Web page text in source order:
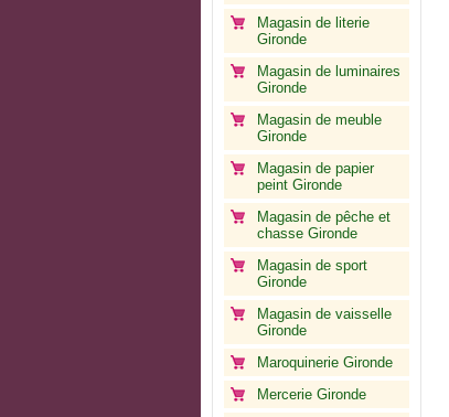
Magasin de literie
Gironde
Magasin de luminaires
Gironde
Magasin de meuble
Gironde
Magasin de papier
peint Gironde
Magasin de pêche et
chasse Gironde
Magasin de sport
Gironde
Magasin de vaisselle
Gironde
Maroquinerie Gironde
Mercerie Gironde